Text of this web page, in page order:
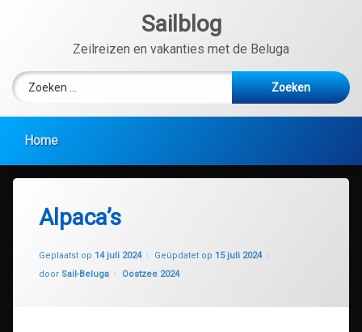
Sailblog
Zeilreizen en vakanties met de Beluga
Zoeken naar:
Home
Alpaca’s
Geplaatst op 14 juli 2024 Geüpdatet op 15 juli 2024
door Sail-Beluga Categorieën:
Oostzee 2024